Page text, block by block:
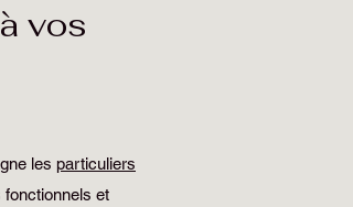
vos
les particuliers
fonctionnels et